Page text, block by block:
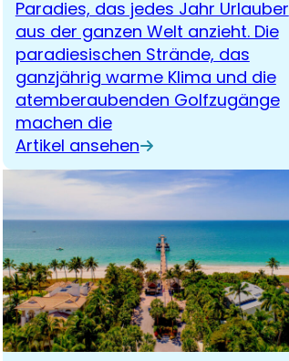
Paradies, das jedes Jahr Urlauber
aus der ganzen Welt anzieht. Die
paradiesischen Strände, das
ganzjährig warme Klima und die
atemberaubenden Golfzugänge
machen die
Artikel ansehen